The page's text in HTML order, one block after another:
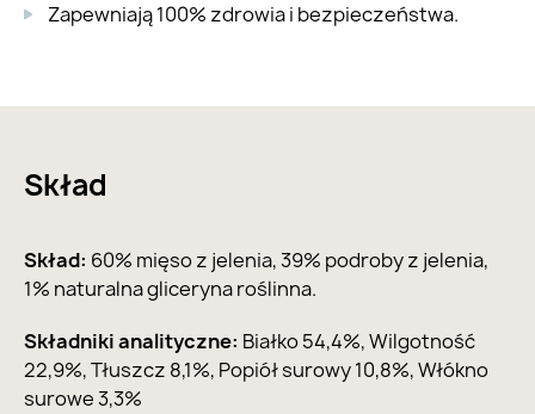
Zapewniają 100% zdrowia i bezpieczeństwa.
Skład
Skład: 60% mięso z jelenia, 39% podroby z jelenia,
1% naturalna gliceryna roślinna.
Składniki analityczne: Białko 54,4%, Wilgotność
22,9%, Tłuszcz 8,1%, Popiół surowy 10,8%, Włókno
surowe 3,3%